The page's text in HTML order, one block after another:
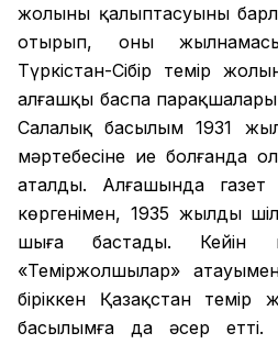
жолының қалыптасуының
отырып, оның
Түркістан-Сібір темір
алғашқы баспа
Салалық басылым 1931
мәртебесіне ие болғанда
аталды. Алғашында газет
көргенімен, 1935 жылдың
шыға бастады. Кейін
«Теміржолшылар»
біріккен Қазақстан
басылымға да әсер етті.